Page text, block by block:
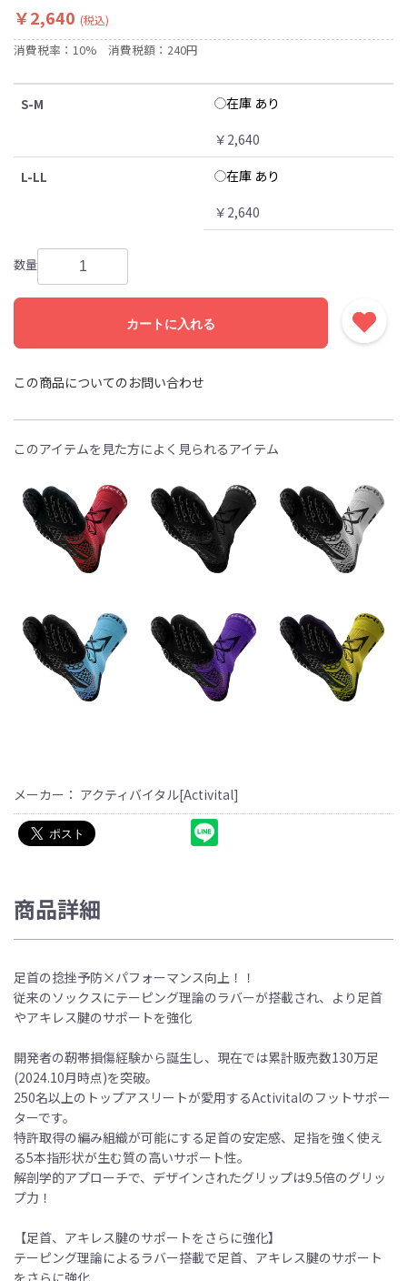
￥2,640 (税込)
消費税率：10% 消費税額：240円
S-M
在庫 あり
￥2,640
L-LL
在庫 あり
￥2,640
数量
カートに入れる
この商品についてのお問い合わせ
このアイテムを見た方によく見られるアイテム
メーカー： アクティバイタル[Activital]
商品詳細
足首の捻挫予防×パフォーマンス向上！！
従来のソックスにテーピング理論のラバーが搭載され、より足首
やアキレス腱のサポートを強化
開発者の靭帯損傷経験から誕生し、現在では累計販売数130万足
(2024.10月時点)を突破。
250名以上のトップアスリートが愛用するActivitalのフットサポー
ターです。
特許取得の編み組織が可能にする足首の安定感、足指を強く使え
る5本指形状が生む質の高いサポート性。
解剖学的アプローチで、デザインされたグリップは9.5倍のグリッ
プ力！
【足首、アキレス腱のサポートをさらに強化】
テーピング理論によるラバー搭載で足首、アキレス腱のサポート